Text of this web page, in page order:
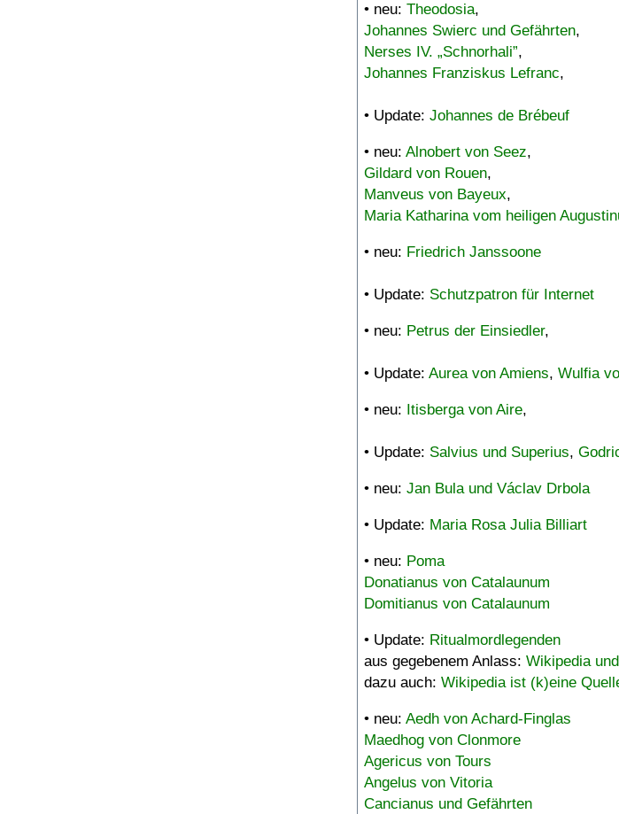
• neu: Theodosia,
Johannes Swierc und Gefährten,
Nerses IV. „Schnorhali”,
Johannes Franziskus Lefranc,
• Update: Johannes de Brébeuf
• neu: Alnobert von Seez,
Gildard von Rouen,
Manveus von Bayeux,
Maria Katharina vom heiligen
• neu: Friedrich Janssoone
• Update: Schutzpatron für Internet
• neu: Petrus der Einsiedler,
• Update: Aurea von Amiens, Wulfia
• neu: Itisberga von Aire,
• Update: Salvius und Superius,
• neu: Jan Bula und Václav Drbola
• Update: Maria Rosa Julia Billiart
• neu: Poma
Donatianus von Catalaunum
Domitianus von Catalaunum
• Update: Ritualmordlegenden
aus gegebenem Anlass: Wikipedia
dazu auch: Wikipedia ist (k)eine
• neu: Aedh von Achard-Finglas
Maedhog von Clonmore
Agericus von Tours
Angelus von Vitoria
Cancianus und Gefährten